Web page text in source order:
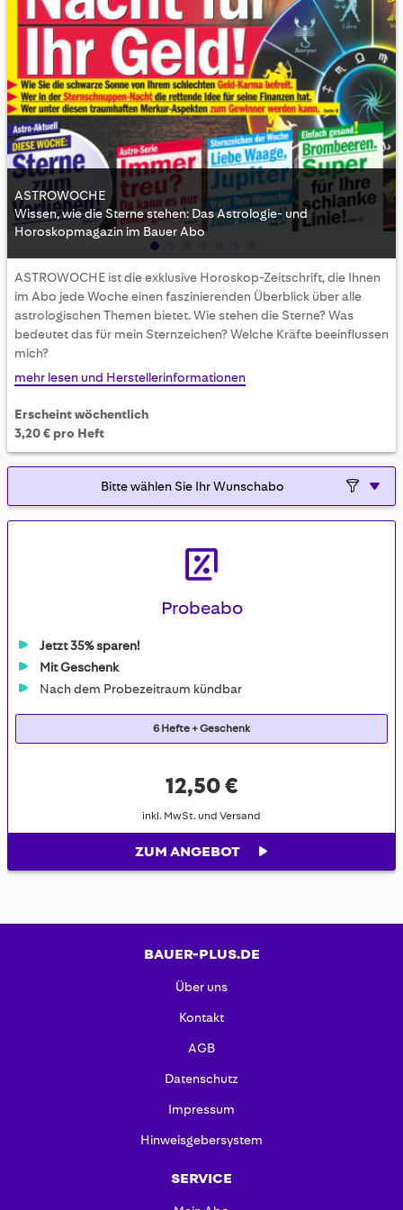
to
the
beginning
of
the
images
ASTROWOCHE
Wissen, wie die Sterne stehen: Das Astrologie- und
Horoskopmagazin im Bauer Abo
ASTROWOCHE ist die exklusive Horoskop-Zeitschrift, die Ihnen
im Abo jede Woche einen faszinierenden Überblick über alle
astrologischen Themen bietet. Wie stehen die Sterne? Was
bedeutet das für mein Sternzeichen? Welche Kräfte beeinflussen
mich?
mehr lesen und Herstellerinformationen
Erscheint wöchentlich
3,20 € pro Heft
Probeabo
Jetzt 35% sparen!
Mit Geschenk
Nach dem Probezeitraum kündbar
6 Hefte + Geschenk
12,50 €
inkl. MwSt. und Versand
ZUM ANGEBOT
BAUER-PLUS.DE
Über uns
Kontakt
AGB
Datenschutz
Impressum
Hinweisgebersystem
SERVICE